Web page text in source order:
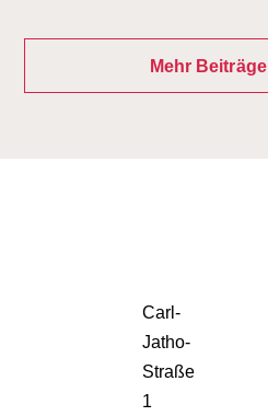
Mehr
Carl-
Jatho-
Straße
1